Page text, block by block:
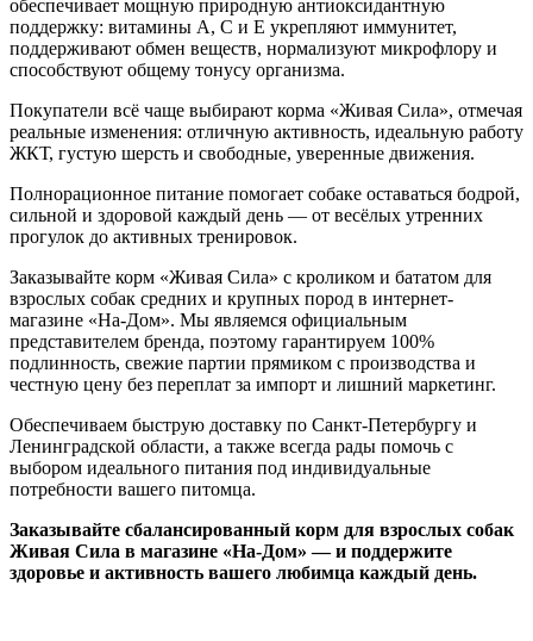
обеспечивает мощную природную антиоксидантную
поддержку: витамины А, С и Е укрепляют иммунитет,
поддерживают обмен веществ, нормализуют микрофлору и
способствуют общему тонусу организма.
Покупатели всё чаще выбирают корма «Живая Сила», отмечая
реальные изменения: отличную активность, идеальную работу
ЖКТ, густую шерсть и свободные, уверенные движения.
Полнорационное питание помогает собаке оставаться бодрой,
сильной и здоровой каждый день — от весёлых утренних
прогулок до активных тренировок.
Заказывайте корм «Живая Сила» с кроликом и бататом для
взрослых собак средних и крупных пород в интернет-
магазине «На-Дом». Мы являемся официальным
представителем бренда, поэтому гарантируем 100%
подлинность, свежие партии прямиком с производства и
честную цену без переплат за импорт и лишний маркетинг.
Обеспечиваем быструю доставку по Санкт-Петербургу и
Ленинградской области, а также всегда рады помочь с
выбором идеального питания под индивидуальные
потребности вашего питомца.
Заказывайте сбалансированный корм для взрослых собак
Живая Сила в магазине «На-Дом» — и поддержите
здоровье и активность вашего любимца каждый день.